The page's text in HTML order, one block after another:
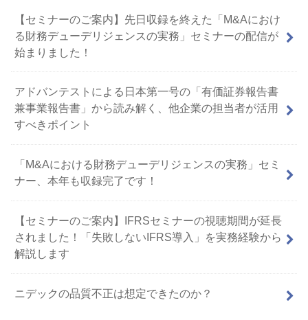
【セミナーのご案内】先日収録を終えた「M&Aにおけ
る財務デューデリジェンスの実務」セミナーの配信が
始まりました！
アドバンテストによる日本第一号の「有価証券報告書
兼事業報告書」から読み解く、他企業の担当者が活用
すべきポイント
「M&Aにおける財務デューデリジェンスの実務」セミ
ナー、本年も収録完了です！
【セミナーのご案内】IFRSセミナーの視聴期間が延長
されました！「失敗しないIFRS導入」を実務経験から
解説します
ニデックの品質不正は想定できたのか？